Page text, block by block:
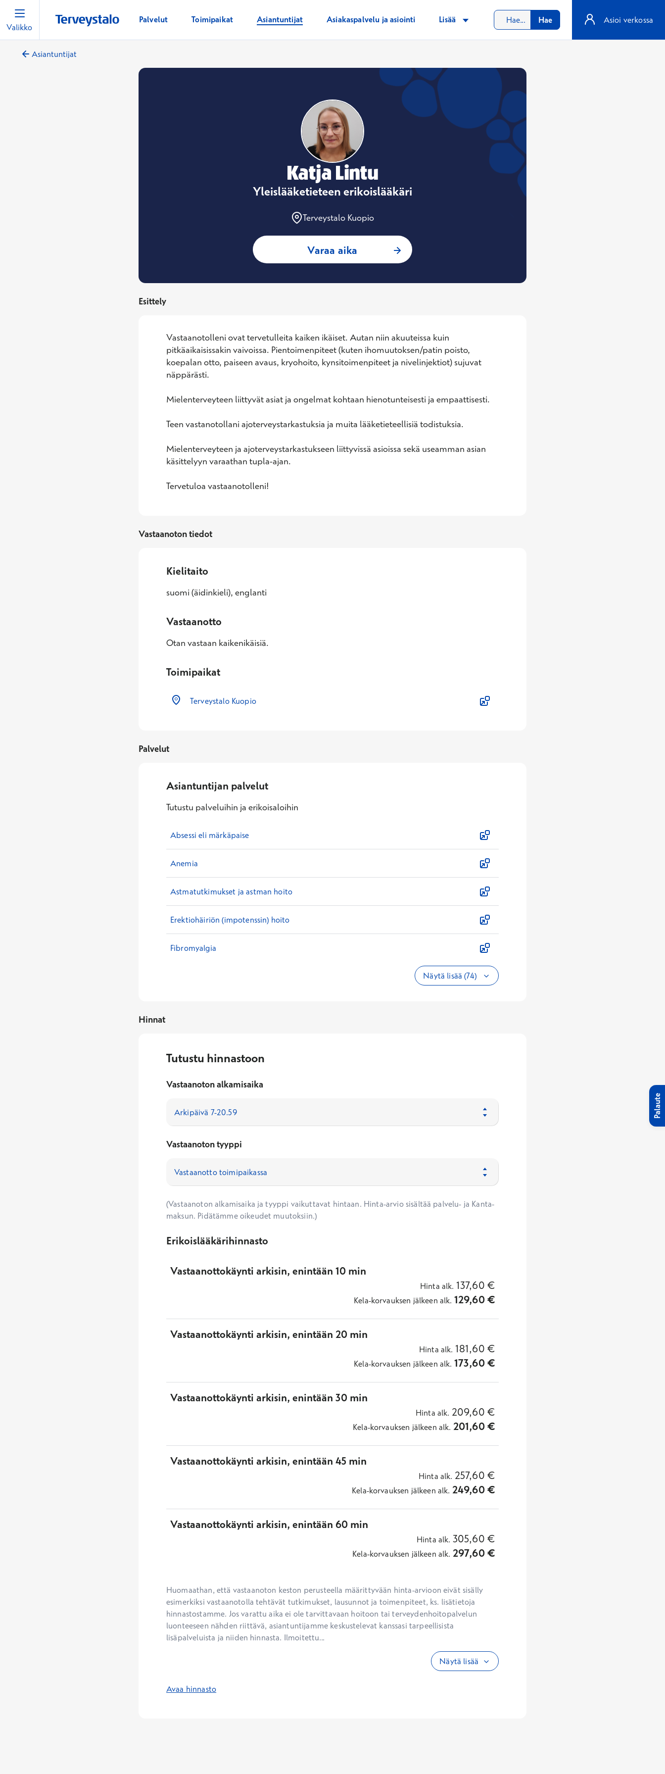
Valikko
Palvelut Toimipaikat Asiantuntijat Asiakaspalvelu ja asiointi Lisää Hae Asioi verkossa
Asiantuntijat
Katja Lintu
Yleislääketieteen erikoislääkäri
Terveystalo Kuopio
Varaa aika : Katja Lintu, Yleislääketieteen erikoislääkäri
Esittely
Vastaanotolleni ovat tervetulleita kaiken ikäiset. Autan niin akuuteissa kuin
pitkäaikaisissakin vaivoissa. Pientoimenpiteet (kuten ihomuutoksen/patin poisto,
koepalan otto, paiseen avaus, kryohoito, kynsitoimenpiteet ja nivelinjektiot) sujuvat
näppärästi.
Mielenterveyteen liittyvät asiat ja ongelmat kohtaan hienotunteisesti ja empaattisesti.
Teen vastanotollani ajoterveystarkastuksia ja muita lääketieteellisiä todistuksia.
Mielenterveyteen ja ajoterveystarkastukseen liittyvissä asioissa sekä useamman asian
käsittelyyn varaathan tupla-ajan.
Tervetuloa vastaanotolleni!
Vastaanoton tiedot
Kielitaito
suomi (äidinkieli), englanti
Vastaanotto
Otan vastaan kaikenikäisiä.
Toimipaikat
Terveystalo Kuopio
Palvelut
Asiantuntijan palvelut
Tutustu palveluihin ja erikoisaloihin
Absessi eli märkäpaise
Anemia
Astmatutkimukset ja astman hoito
Erektiohäiriön (impotenssin) hoito
Fibromyalgia
Näytä lisää (74)
Hinnat
Tutustu hinnastoon
Vastaanoton alkamisaika
Vastaanoton tyyppi
(Vastaanoton alkamisaika ja tyyppi vaikuttavat hintaan. Hinta-arvio sisältää palvelu- ja Kanta-
maksun. Pidätämme oikeudet muutoksiin.)
Erikoislääkärihinnasto
Vastaanottokäynti arkisin, enintään 10 min
Hinta alk. 137,60 €
Kela-korvauksen jälkeen alk. 129,60€
Vastaanottokäynti arkisin, enintään 20 min
Hinta alk. 181,60 €
Kela-korvauksen jälkeen alk. 173,60€
Vastaanottokäynti arkisin, enintään 30 min
Hinta alk. 209,60 €
Kela-korvauksen jälkeen alk. 201,60€
Vastaanottokäynti arkisin, enintään 45 min
Hinta alk. 257,60 €
Kela-korvauksen jälkeen alk. 249,60€
Vastaanottokäynti arkisin, enintään 60 min
Hinta alk. 305,60 €
Kela-korvauksen jälkeen alk. 297,60€
Huomaathan, että vastaanoton keston perusteella määrittyvään hinta-arvioon eivät sisälly
esimerkiksi vastaanotolla tehtävät tutkimukset, lausunnot ja toimenpiteet, ks. lisätietoja
hinnastostamme. Jos varattu aika ei ole tarvittavaan hoitoon tai terveydenhoitopalvelun
luonteeseen nähden riittävä, asiantuntijamme keskustelevat kanssasi tarpeellisista
lisäpalveluista ja niiden hinnasta. Ilmoitettu...
Näytä lisää
Avaa hinnasto
Palaute